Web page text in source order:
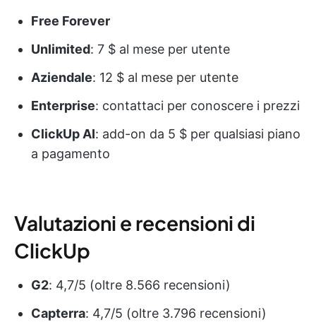
Free Forever
Unlimited: 7 $ al mese per utente
Aziendale: 12 $ al mese per utente
Enterprise: contattaci per conoscere i prezzi
ClickUp AI: add-on da 5 $ per qualsiasi piano
a pagamento
Valutazioni e recensioni di
ClickUp
G2: 4,7/5 (oltre 8.566 recensioni)
Capterra: 4,7/5 (oltre 3.796 recensioni)